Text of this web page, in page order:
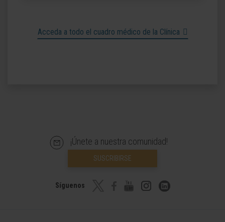
Acceda a todo el cuadro médico de la Clínica
¡Únete a nuestra comunidad!
SUSCRIBIRSE
Síguenos